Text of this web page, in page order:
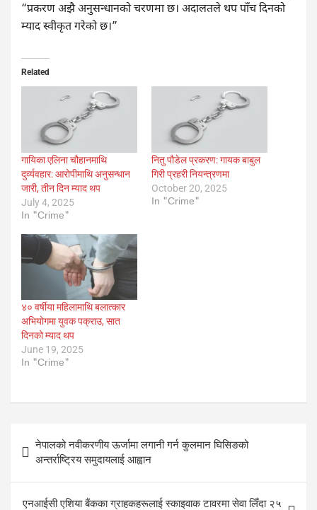
“प्रकरण अझै अनुसन्धानको चरणमा छ। अदालतले थप पाँच दिनको
म्याद स्वीकृत गरेको छ।”
Related
गायिका एलिना चौहानमाथि
दुर्व्यवहार: आरोपीमाथि अनुसन्धान
जारी, तीन दिन म्याद थप
July 4, 2025
In "Crime"
नितु पौडेल प्रकरण: गायक बाबुल
गिरी प्रहरी नियन्त्रणमा
October 20, 2025
In "Crime"
४० वर्षीया महिलामाथि बलात्कार
अभियोगमा युवक पक्राउ, सात
दिनको म्याद थप
June 19, 2025
In "Crime"
Post
navigation
नेपालको नवीकरणीय ऊर्जामा लगानी गर्न कुलमान घिसिङको
अन्तर्राष्ट्रिय समुदायलाई आह्वान
एनआईसी एशिया बैंकका ग्राहकहरूलाई स्काइवाक टावरमा सेवा लिँदा २५